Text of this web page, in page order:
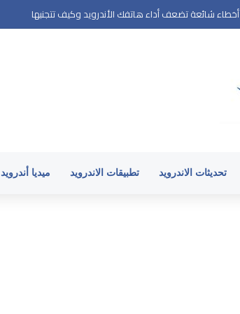
أخطاء شائعة تضعف أداء هاتفك الأندرويد وكيف تتجنبها
تحديثات الاندرويد تطبيقات الاندرويد ميديا أندرويد